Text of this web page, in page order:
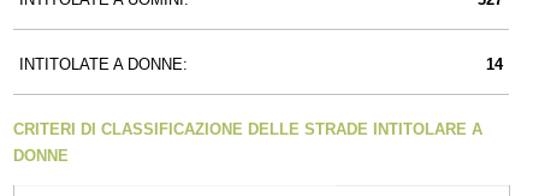
INTITOLATE A DONNE: 14
CRITERI DI CLASSIFICAZIONE DELLE STRADE INTITOLARE A
DONNE